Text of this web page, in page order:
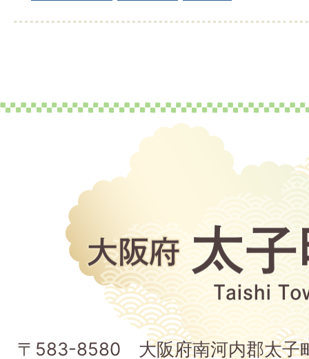
〒583-8580 大阪府南河内郡太子